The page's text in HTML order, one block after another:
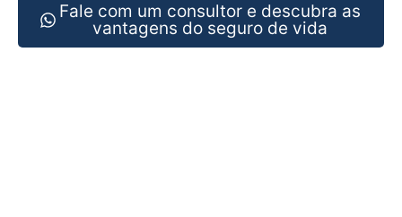
Fale com um consultor e descubra as
vantagens do seguro de vida